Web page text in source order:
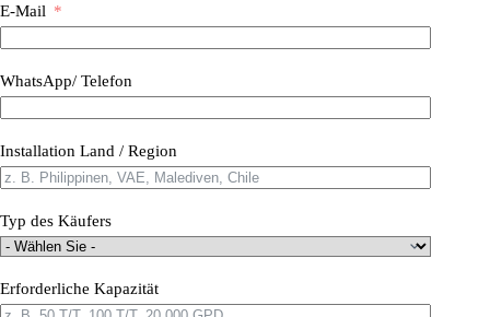
E-Mail
WhatsApp/ Telefon
Installation Land / Region
Typ des Käufers
Erforderliche Kapazität